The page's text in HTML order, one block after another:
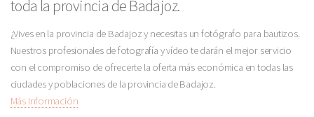
toda la provincia de Badajoz.
¿Vives en la provincia de Badajoz y necesitas un fotógrafo para bautizos.
Nuestros profesionales de fotografía y vídeo te darán el mejor servicio
con el compromiso de ofrecerte la oferta más económica en todas las
ciudades y poblaciones de la provincia de Badajoz.
Más Información